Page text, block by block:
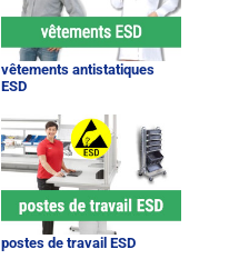
vêtements antistatiques
ESD
postes de travail ESD